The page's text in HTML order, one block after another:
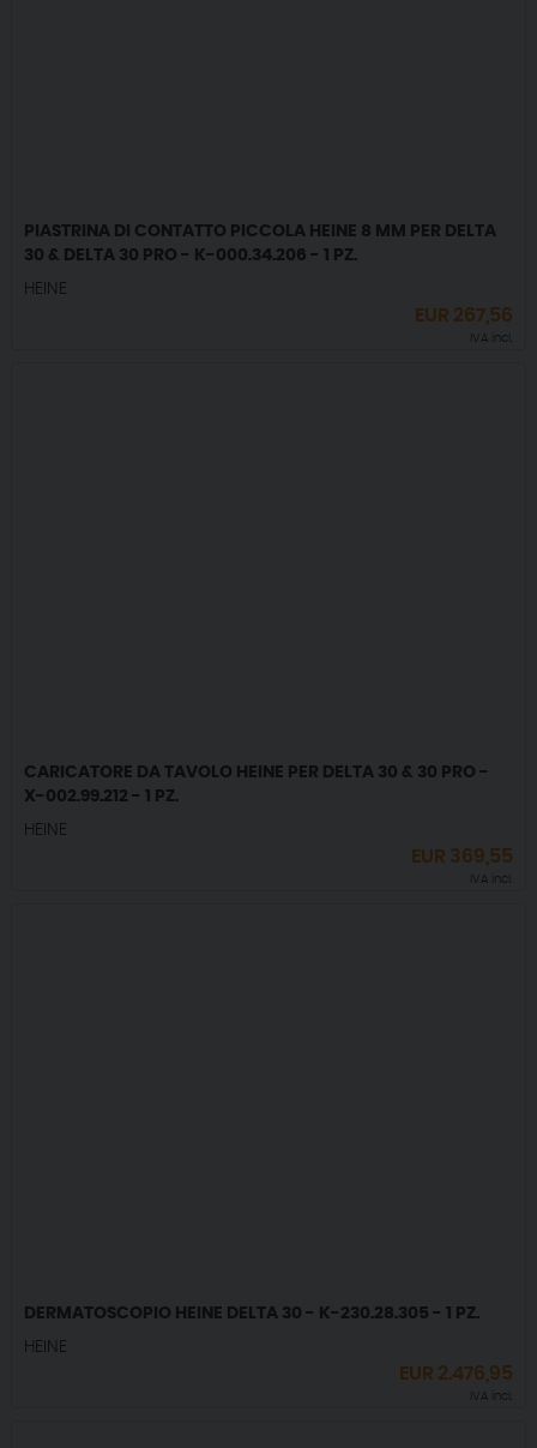
PIASTRINA DI CONTATTO PICCOLA HEINE 8 MM PER DELTA
30 & DELTA 30 PRO - K-000.34.206 - 1 PZ.
HEINE
EUR 267,56
IVA incl.
CARICATORE DA TAVOLO HEINE PER DELTA 30 & 30 PRO -
X-002.99.212 - 1 PZ.
HEINE
EUR 369,55
IVA incl.
DERMATOSCOPIO HEINE DELTA 30 - K-230.28.305 - 1 PZ.
HEINE
EUR 2.476,95
IVA incl.